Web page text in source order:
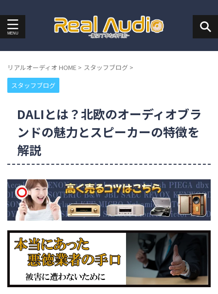
リアルオーディオ HOME > スタッフブログ >
スタッフブログ
DALIとは？北欧のオーディオブラ
ンドの魅力とスピーカーの特徴を
解説